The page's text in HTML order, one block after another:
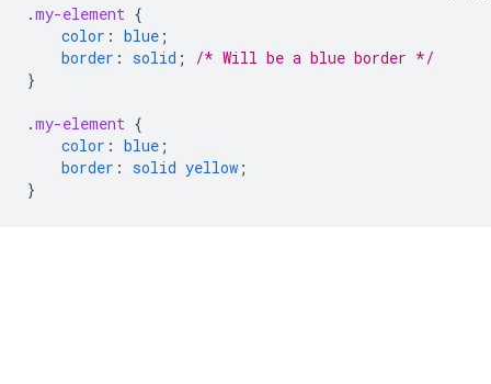
.my-element {
color : blue ;
border : solid ;
/* Will be a blue border */
}
.my-element {
color : blue ;
border : solid yellow ;
}